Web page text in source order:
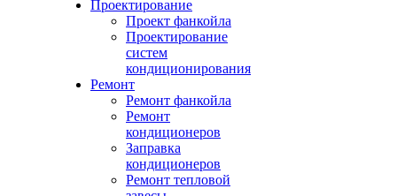
Проектирование
Проект фанкойла
Проектирование
систем
кондиционирования
Ремонт
Ремонт фанкойла
Ремонт
кондиционеров
Заправка
кондиционеров
Ремонт тепловой